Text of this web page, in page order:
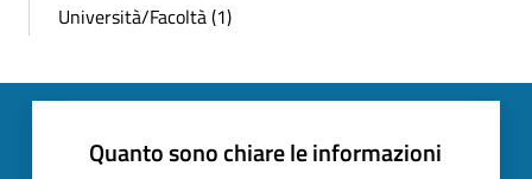
Università/Facoltà (1)
Quanto sono chiare le informazioni